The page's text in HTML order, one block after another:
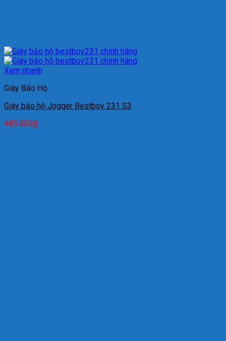
Xem nhanh
Giày Bảo Hộ
Giày bảo hộ Jogger Bestboy 231 S3
485.000₫